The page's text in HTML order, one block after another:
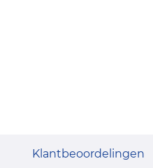
Klantbeoordelingen